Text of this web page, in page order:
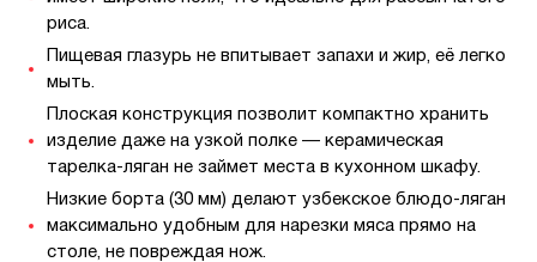
риса.
Пищевая глазурь не впитывает запахи и жир, её легко
мыть.
Плоская конструкция позволит компактно хранить
изделие даже на узкой полке — керамическая
тарелка-ляган не займет места в кухонном шкафу.
Низкие борта (30 мм) делают узбекское блюдо-ляган
максимально удобным для нарезки мяса прямо на
столе, не повреждая нож.